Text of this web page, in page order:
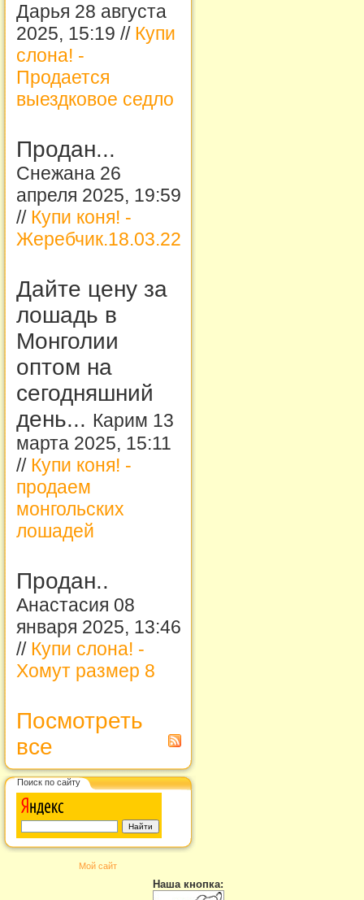
Дарья 28 августа
2025, 15:19 // Купи
слона! -
Продается
выездковое седло
Продан...
Снежана 26
апреля 2025, 19:59
// Купи коня! -
Жеребчик.18.03.22
Дайте цену за
лошадь в
Монголии
оптом на
сегодняшний
день... Карим 13
марта 2025, 15:11
// Купи коня! -
продаем
монгольских
лошадей
Продан..
Анастасия 08
января 2025, 13:46
// Купи слона! -
Хомут размер 8
Посмотреть
все
Поиск по сайту
Мой сайт
Наша кнопка: